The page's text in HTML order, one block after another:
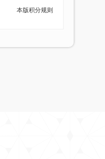
本版积分规则